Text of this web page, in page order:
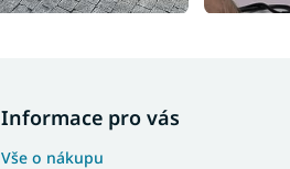
Informace pro vás
Vše o nákupu